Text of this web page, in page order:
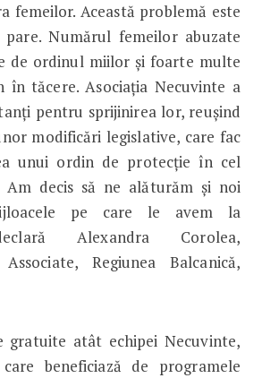
femeilor. Această problemă este
Numărul femeilor abuzate
de ordinul miilor și foarte multe
în tăcere. Asociația Necuvinte a
pentru sprijinirea lor, reușind
modificări legislative, care fac
unui ordin de protecție în cel
decis să ne alăturăm și noi
pe care le avem la
Alexandra Corolea,
Regiunea Balcanică,
gratuite atât echipei Necuvinte,
beneficiază de programele